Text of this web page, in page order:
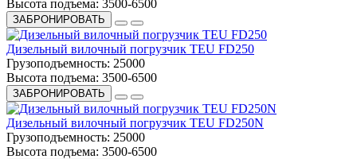
Высота подъема: 3500-6500
ЗАБРОНИРОВАТЬ
Дизельный вилочный погрузчик TEU FD250
Грузоподъемность: 25000
Высота подъема: 3500-6500
ЗАБРОНИРОВАТЬ
Дизельный вилочный погрузчик TEU FD250N
Грузоподъемность: 25000
Высота подъема: 3500-6500